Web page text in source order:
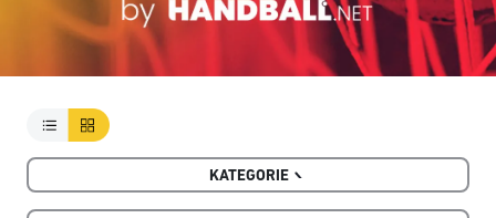
KATEGORIE